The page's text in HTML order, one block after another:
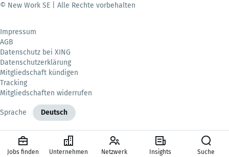
© New Work SE | Alle Rechte vorbehalten
Impressum
AGB
Datenschutz bei XING
Datenschutzerklärung
Mitgliedschaft kündigen
Tracking
Mitgliedschaften widerrufen
Sprache Deutsch
Jobs finden Unternehmen Netzwerk Insights Suche